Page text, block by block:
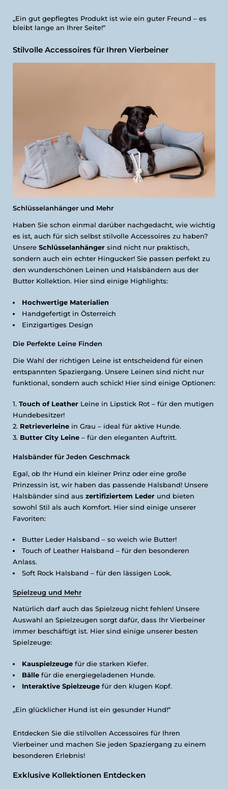
„Ein gut gepflegtes Produkt ist wie ein guter Freund – es
bleibt lange an Ihrer Seite!“
Stilvolle Accessoires für Ihren Vierbeiner
Schlüsselanhänger und Mehr
Haben Sie schon einmal darüber nachgedacht, wie wichtig
es ist, auch für sich selbst stilvolle Accessoires zu haben?
Unsere Schlüsselanhänger sind nicht nur praktisch,
sondern auch ein echter Hingucker! Sie passen perfekt zu
den wunderschönen Leinen und Halsbändern aus der
Butter Kollektion. Hier sind einige Highlights:
Hochwertige Materialien
Handgefertigt in Österreich
Einzigartiges Design
Die Perfekte Leine Finden
Die Wahl der richtigen Leine ist entscheidend für einen
entspannten Spaziergang. Unsere Leinen sind nicht nur
funktional, sondern auch schick! Hier sind einige Optionen:
Touch of Leather Leine in Lipstick Rot – für den mutigen
Hundebesitzer!
Retrieverleine in Grau – ideal für aktive Hunde.
Butter City Leine – für den eleganten Auftritt.
Halsbänder für Jeden Geschmack
Egal, ob Ihr Hund ein kleiner Prinz oder eine große
Prinzessin ist, wir haben das passende Halsband! Unsere
Halsbänder sind aus zertifiziertem Leder und bieten
sowohl Stil als auch Komfort. Hier sind einige unserer
Favoriten:
Butter Leder Halsband – so weich wie Butter!
Touch of Leather Halsband – für den besonderen
Anlass.
Soft Rock Halsband – für den lässigen Look.
Spielzeug und Mehr
Natürlich darf auch das Spielzeug nicht fehlen! Unsere
Auswahl an Spielzeugen sorgt dafür, dass Ihr Vierbeiner
immer beschäftigt ist. Hier sind einige unserer besten
Spielzeuge:
Kauspielzeuge für die starken Kiefer.
Bälle für die energiegeladenen Hunde.
Interaktive Spielzeuge für den klugen Kopf.
„Ein glücklicher Hund ist ein gesunder Hund!“
Entdecken Sie die stilvollen Accessoires für Ihren
Vierbeiner und machen Sie jeden Spaziergang zu einem
besonderen Erlebnis!
Exklusive Kollektionen Entdecken